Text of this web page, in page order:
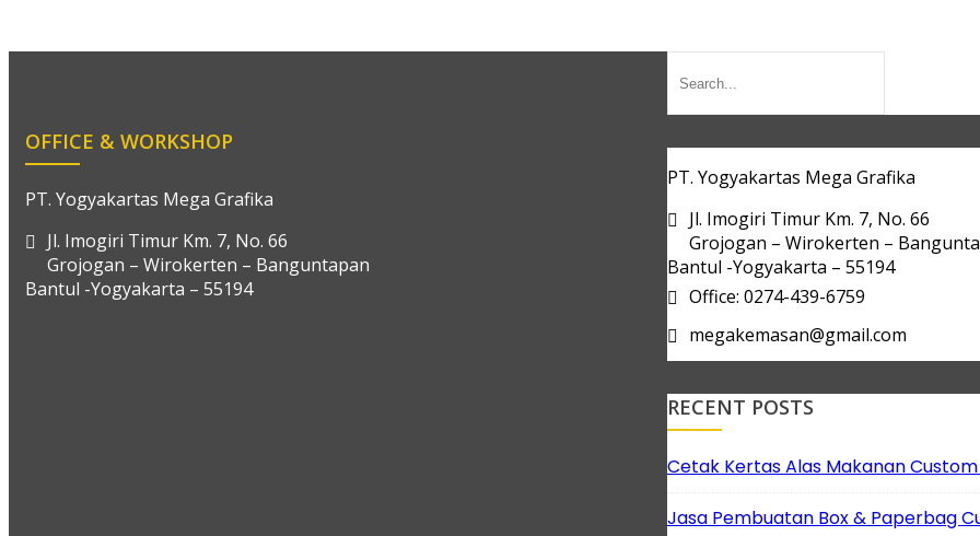
PT. Yogyakartas Mega Grafika
Jl. Imogiri Timur Km. 7, No. 66
Grojogan – Wirokerten –
Bantul -Yogyakarta – 55194
Office: 0274-439-6759
megakemasan@gmail.com
RECENT POSTS
Cetak Kertas Alas Makanan
Jasa Pembuatan Box & Paperbag
OFFICE & WORKSHOP
PT. Yogyakartas Mega Grafika
Jl. Imogiri Timur Km. 7, No. 66
Grojogan – Wirokerten – Banguntapan
Bantul -Yogyakarta – 55194